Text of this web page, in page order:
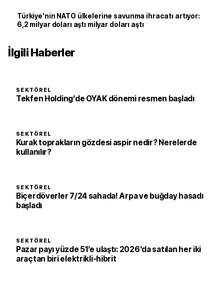
Türkiye'nin NATO ülkelerine savunma ihracatı artıyor:
6,2 milyar doları aştı milyar doları aştı
İlgili Haberler
SEKTÖREL
Tekfen Holding’de OYAK dönemi resmen başladı
SEKTÖREL
Kurak toprakların gözdesi aspir nedir? Nerelerde
kullanılır?
SEKTÖREL
Biçerdöverler 7/24 sahada! Arpa ve buğday hasadı
başladı
SEKTÖREL
Pazar payı yüzde 51’e ulaştı: 2026’da satılan her iki
araçtan biri elektrikli-hibrit